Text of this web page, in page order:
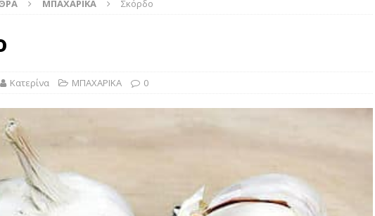
Παραδόσεις από την Ελλάδα, την Ευρώπη και την Αμερική»
της Ελληνικής Κουζίνας Βουτηγμένο στην Παράδοση”
ΜΠΑΧΑΡΙΚΑ Σκόρδο
Κατερίνα ΜΠΑΧΑΡΙΚΑ 0